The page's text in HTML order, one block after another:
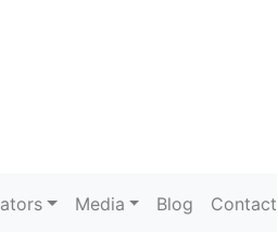
Media Blog Contact